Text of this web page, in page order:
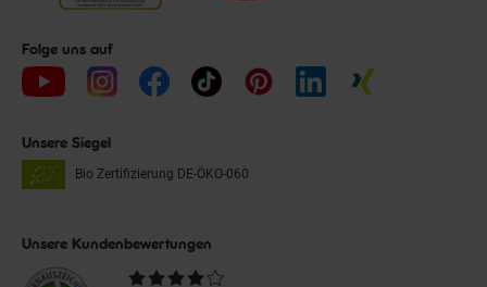
Folge uns auf
Unsere Siegel
Bio Zertifizierung DE-ÖKO-060
Unsere Kundenbewertungen
Durchschnittliche